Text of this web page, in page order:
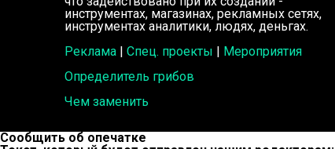
инструментах, магазинах, рекламных сетях,
инструментах аналитики, людях, деньгах.
Реклама | Спец. проекты | Мероприятия
Определитель грибов
Чем заменить
Сообщить об опечатке